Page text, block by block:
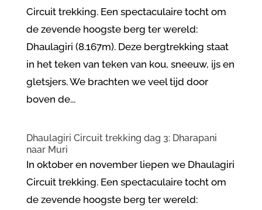
Circuit trekking. Een spectaculaire tocht om
de zevende hoogste berg ter wereld:
Dhaulagiri (8.167m). Deze bergtrekking staat
in het teken van teken van kou, sneeuw, ijs en
gletsjers. We brachten we veel tijd door
boven de...
Dhaulagiri Circuit trekking dag 3: Dharapani
naar Muri
In oktober en november liepen we Dhaulagiri
Circuit trekking. Een spectaculaire tocht om
de zevende hoogste berg ter wereld: